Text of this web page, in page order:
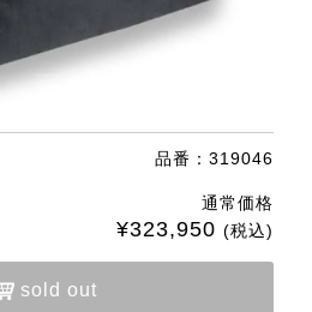
品番：319046
通常価格
¥323,950 (税込)
sold out